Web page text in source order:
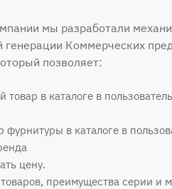
мы разработали
генерации Коммерческих
позволяет:
товар в каталоге в
фурнитуры в каталоге в
цену.
преимущества серии и